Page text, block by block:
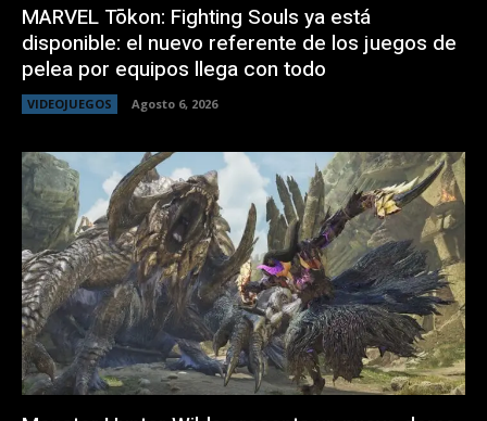
MARVEL Tōkon: Fighting Souls ya está
disponible: el nuevo referente de los juegos de
pelea por equipos llega con todo
VIDEOJUEGOS Agosto 6, 2026